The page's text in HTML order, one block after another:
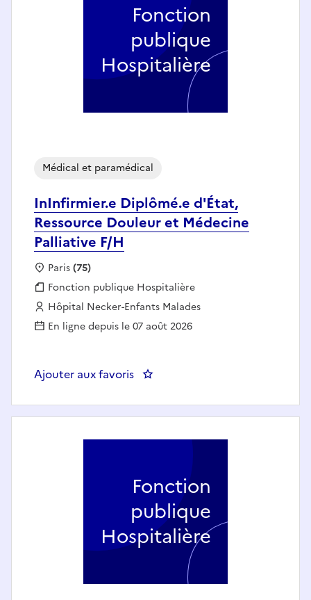
InInfirmier.e Diplômé.e d'État,
Ressource Douleur et Médecine
Palliative F/H
Médical et paramédical
Localisation :
Paris(75)
Fonction publique :
Fonction publique Hospitalière
Employeur :
Hôpital Necker-Enfants Malades
En ligne depuis le 07 août 2026
Ajouter aux favoris : InInfirmier.e Diplômé.e d'État,
Fonction
publique
Hospitalière
Fonction
publique
Hospitalière